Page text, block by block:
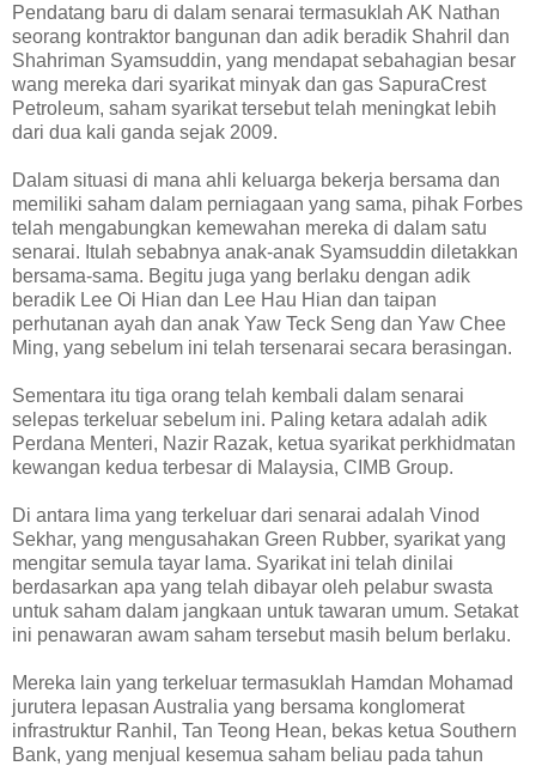
Pendatang baru di dalam senarai termasuklah AK Nathan
seorang kontraktor bangunan dan adik beradik Shahril dan
Shahriman Syamsuddin, yang mendapat sebahagian besar
wang mereka dari syarikat minyak dan gas SapuraCrest
Petroleum, saham syarikat tersebut telah meningkat lebih
dari dua kali ganda sejak 2009.
Dalam situasi di mana ahli keluarga bekerja bersama dan
memiliki saham dalam perniagaan yang sama, pihak Forbes
telah mengabungkan kemewahan mereka di dalam satu
senarai. Itulah sebabnya anak-anak Syamsuddin diletakkan
bersama-sama. Begitu juga yang berlaku dengan adik
beradik Lee Oi Hian dan Lee Hau Hian dan taipan
perhutanan ayah dan anak Yaw Teck Seng dan Yaw Chee
Ming, yang sebelum ini telah tersenarai secara berasingan.
Sementara itu tiga orang telah kembali dalam senarai
selepas terkeluar sebelum ini. Paling ketara adalah adik
Perdana Menteri, Nazir Razak, ketua syarikat perkhidmatan
kewangan kedua terbesar di Malaysia, CIMB Group.
Di antara lima yang terkeluar dari senarai adalah Vinod
Sekhar, yang mengusahakan Green Rubber, syarikat yang
mengitar semula tayar lama. Syarikat ini telah dinilai
berdasarkan apa yang telah dibayar oleh pelabur swasta
untuk saham dalam jangkaan untuk tawaran umum. Setakat
ini penawaran awam saham tersebut masih belum berlaku.
Mereka lain yang terkeluar termasuklah Hamdan Mohamad
jurutera lepasan Australia yang bersama konglomerat
infrastruktur Ranhil, Tan Teong Hean, bekas ketua Southern
Bank, yang menjual kesemua saham beliau pada tahun